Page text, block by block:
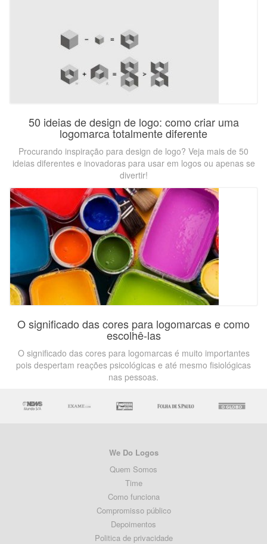
50 ideias de design de logo: como criar uma
logomarca totalmente diferente
Procurando inspiração para design de logo? Veja mais de 50
ideias diferentes e inovadoras para usar em logos ou apenas se
divertir!
O significado das cores para logomarcas e como
escolhê-las
O significado das cores para logomarcas é muito importantes
pois despertam reações psicológicas e até mesmo fisiológicas
nas pessoas.
We Do Logos
Quem Somos
Time
Como funciona
Compromisso público
Depoimentos
Politica de privacidade